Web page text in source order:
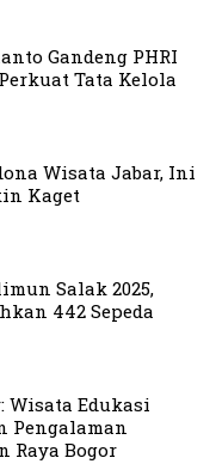
Gandeng PHRI
Tata Kelola
Wisata Jabar, Ini
Kaget
Salak 2025,
442 Sepeda
Wisata Edukasi
Pengalaman
Raya Bogor